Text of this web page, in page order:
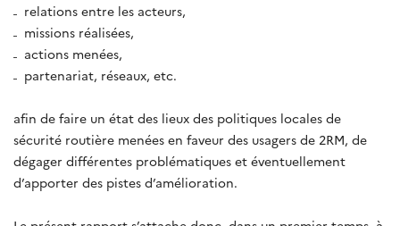
relations entre les acteurs,
missions réalisées,
actions menées,
partenariat, réseaux, etc.
afin de faire un état des lieux des politiques locales de
sécurité routière menées en faveur des usagers de 2RM, de
dégager différentes problématiques et éventuellement
d’apporter des pistes d’amélioration.